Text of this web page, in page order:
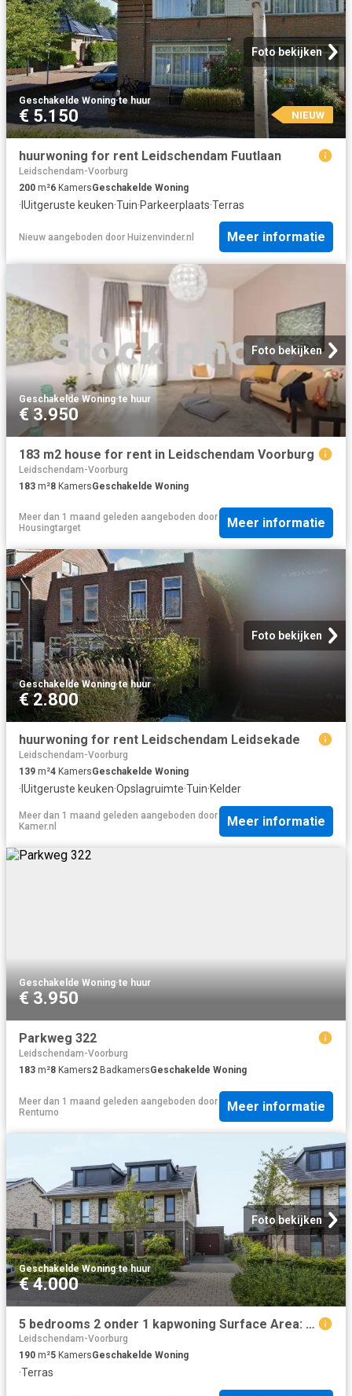
Foto bekijken
Geschakelde Woning·te huur
€ 5.150 NIEUW
huurwoning for rent Leidschendam Fuutlaan
Leidschendam-Voorburg
200 m²6 KamersGeschakelde Woning
· IUitgeruste keuken·Tuin·Parkeerplaats·Terras
Nieuw aangeboden door Huizenvinder.nl Meer informatie
Foto bekijken
Geschakelde Woning·te huur
€ 3.950
183 m2 house for rent in Leidschendam Voorburg
Leidschendam-Voorburg
183 m²8 KamersGeschakelde Woning
Meer dan 1 maand geleden aangeboden door
Housingtarget
Meer informatie
Foto bekijken
Geschakelde Woning·te huur
€ 2.800
huurwoning for rent Leidschendam Leidsekade
Leidschendam-Voorburg
139 m²4 KamersGeschakelde Woning
· IUitgeruste keuken·Opslagruimte·Tuin·Kelder
Meer dan 1 maand geleden aangeboden door
Kamer.nl
Meer informatie
Geschakelde Woning·te huur
€ 3.950
Parkweg 322
Leidschendam-Voorburg
183 m²8 Kamers2 BadkamersGeschakelde Woning
Meer dan 1 maand geleden aangeboden door
Rentumo
Meer informatie
Foto bekijken
Geschakelde Woning·te huur
€ 4.000
5 bedrooms 2 onder 1 kapwoning Surface Area: 190m2
Leidschendam-Voorburg
190 m²5 KamersGeschakelde Woning
·Terras